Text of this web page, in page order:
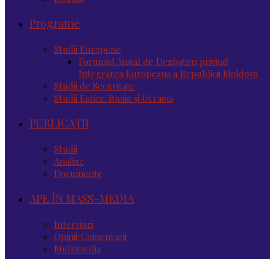
Programe
Studii Europene
Forumul Anual de Dezbateri privind
Integrarea Europeana a Republicii Moldova
Studii de Securitate
Studii Estice: Rusia și Ucraina
PUBLICAȚII
Studii
Analize
Documente
APE ÎN MASS-MEDIA
Interviuri
Opinii/Comentarii
Multimedia